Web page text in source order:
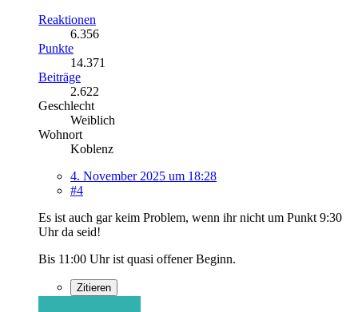
Reaktionen
6.356
Punkte
14.371
Beiträge
2.622
Geschlecht
Weiblich
Wohnort
Koblenz
4. November 2025 um 18:28
#4
Es ist auch gar keim Problem, wenn ihr nicht um Punkt 9:30
Uhr da seid!
Bis 11:00 Uhr ist quasi offener Beginn.
Zitieren